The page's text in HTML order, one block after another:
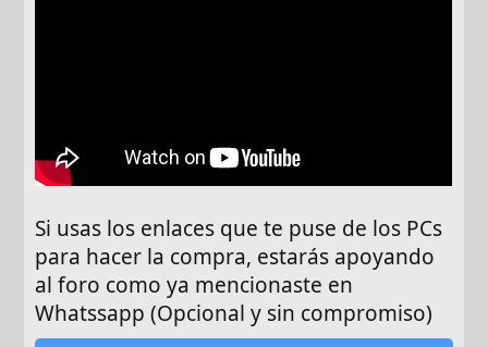
Si usas los enlaces que te puse de los PCs
para hacer la compra, estarás apoyando
al foro como ya mencionaste en
Whatssapp (Opcional y sin compromiso)